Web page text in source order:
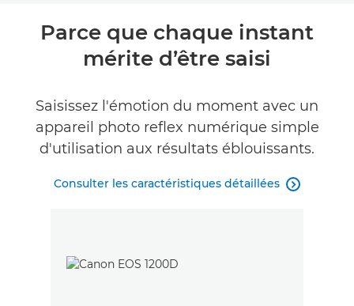
Présentation
Caractéristiques
Commentaires
Parce que chaque instant
mérite d’être saisi
Saisissez l'émotion du moment avec un
appareil photo reflex numérique simple
d'utilisation aux résultats éblouissants.
Consulter les caractéristiques détaillées 